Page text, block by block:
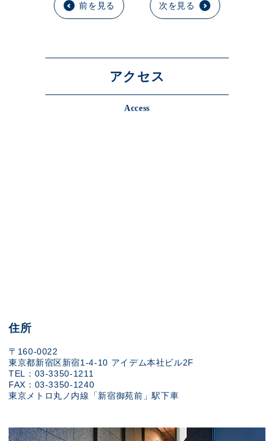
前を見る 次を見る
アクセス
Access
住所
〒160-0022
東京都新宿区新宿1-4-10 アイデム本社ビル2F
TEL：03-3350-1211
FAX：03-3350-1240
東京メトロ丸ノ内線「新宿御苑前」駅下車